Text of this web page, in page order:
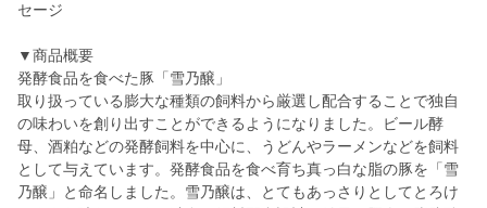
セージ
▼商品概要
発酵食品を食べた豚「雪乃醸」
取り扱っている膨大な種類の飼料から厳選し配合することで独自
の味わいを創り出すことができるようになりました。ビール酵
母、酒粕などの発酵飼料を中心に、うどんやラーメンなどを飼料
として与えています。発酵食品を食べ育ち真っ白な脂の豚を「雪
乃醸」と命名しました。雪乃醸は、とてもあっさりとしてとろけ